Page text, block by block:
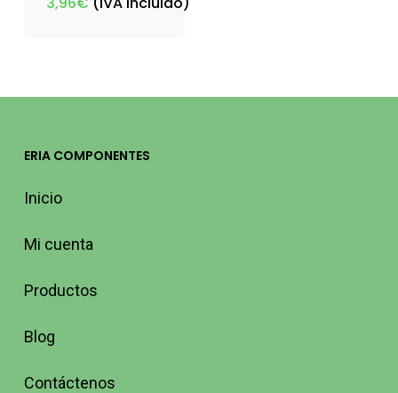
ERIA COMPONENTES
Inicio
Mi cuenta
Productos
Blog
Contáctenos